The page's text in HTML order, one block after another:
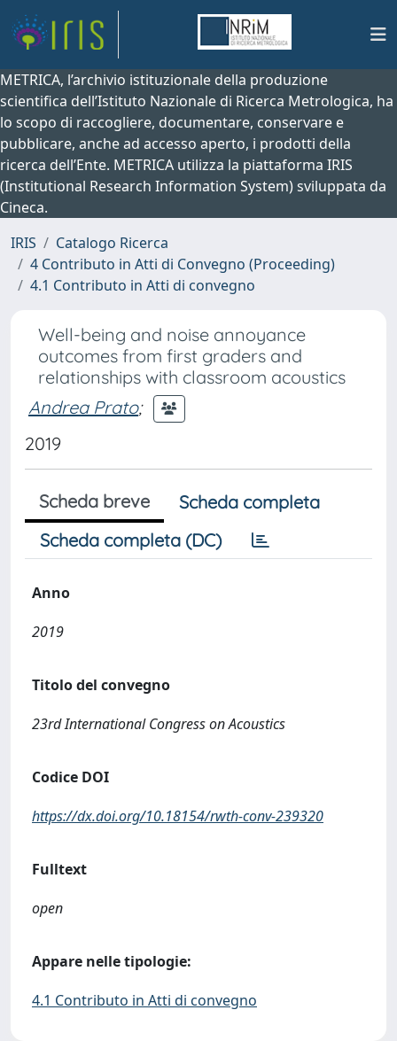
METRICA, l’archivio istituzionale della produzione
scientifica dell’Istituto Nazionale di Ricerca Metrologica, ha
lo scopo di raccogliere, documentare, conservare e
pubblicare, anche ad accesso aperto, i prodotti della
ricerca dell’Ente. METRICA utilizza la piattaforma IRIS
(Institutional Research Information System) sviluppata da
Cineca.
IRIS
Catalogo Ricerca
4 Contributo in Atti di Convegno (Proceeding)
4.1 Contributo in Atti di convegno
Well-being and noise annoyance
outcomes from first graders and
relationships with classroom acoustics
Andrea Prato;
2019
Scheda breve
Scheda completa
Scheda completa (DC)
Anno
2019
Titolo del convegno
23rd International Congress on Acoustics
Codice DOI
https://dx.doi.org/10.18154/rwth-conv-239320
Fulltext
open
Appare nelle tipologie:
4.1 Contributo in Atti di convegno